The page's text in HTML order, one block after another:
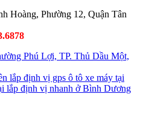
Hoàng, Phường 12, Quận Tân
Phú Lợi, TP. Thủ Dầu Một,
lắp định vị gps ô tô xe máy tại
lắp định vị nhanh ở Bình Dương